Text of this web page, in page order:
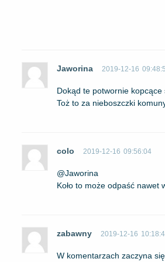
Jaworina 2019-12-16
Dokąd te potwornie
Toż to za nieboszczki
colo 2019-12-16 09:56:04
@Jaworina
Koło to może odpaść nawet
zabawny 2019-12-16
W komentarzach zaczyna